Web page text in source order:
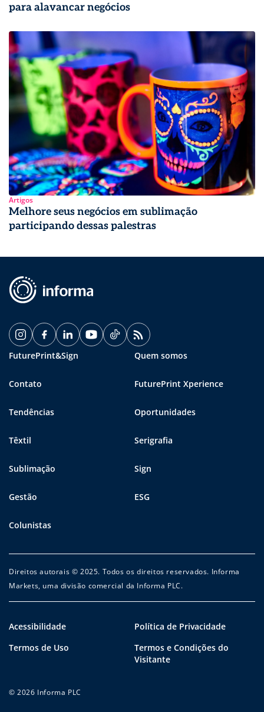
para alavancar negócios
Artigos
Melhore seus negócios em sublimação
participando dessas palestras
FuturePrint&Sign Quem somos
Contato FuturePrint Xperience
Tendências Oportunidades
Têxtil Serigrafia
Sublimação Sign
Gestão ESG
Colunistas
Direitos autorais © 2025. Todos os direitos reservados. Informa
Markets, uma divisão comercial da Informa PLC.
Acessibilidade
Política de Privacidade
Termos de Uso
Termos e Condições do
Visitante
© 2026 Informa PLC